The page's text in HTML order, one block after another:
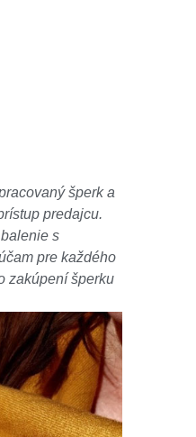
som dostala prekrásny
zlatý prívesok strom života,
objednal z e-shopu
Nádherne zabalený aj s
darčekom naviac a
Skrátka balíček zabalený
detailu. Tento eshop
odporúčam.